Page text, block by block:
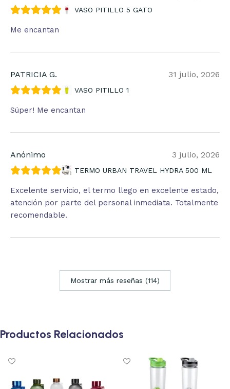
VASO PITILLO 5 GATO
Me encantan
PATRICIA G. 31 julio, 2026
VASO PITILLO 1
Súper! Me encantan
Anónimo 3 julio, 2026
TERMO URBAN TRAVEL HYDRA 500 ML
Excelente servicio, el termo llego en excelente estado,
atención por parte del personal inmediata. Totalmente
recomendable.
Mostrar más reseñas (114)
Productos Relacionados